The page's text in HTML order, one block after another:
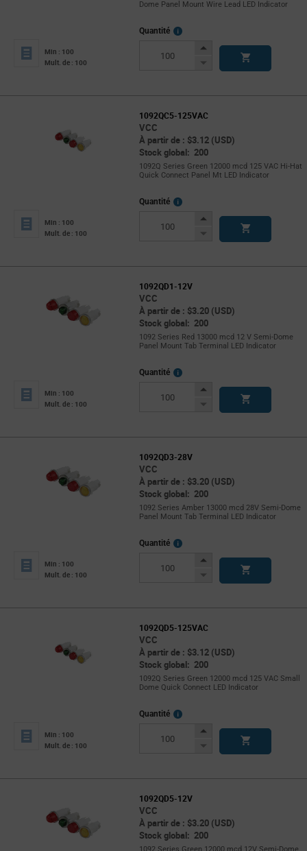
Dome Panel Mount Wire Lead LED Indicator
Min : 100
Mult. de : 100
Quantité
More
Increase
Decrease
1092QC5-125VAC
VCC
À partir de : $3.12 (USD)
Stock global: 200
1092Q Series Green 12000 mcd 125 VAC Hi-Hat
Quick Connect Panel Mt LED Indicator
Min : 100
Mult. de : 100
Quantité
More
Increase
Decrease
1092QD1-12V
VCC
À partir de : $3.20 (USD)
Stock global: 200
1092 Series Red 13000 mcd 12 V Semi-Dome
Panel Mount Tab Terminal LED Indicator
Min : 100
Mult. de : 100
Quantité
More
Increase
Decrease
1092QD3-28V
VCC
À partir de : $3.20 (USD)
Stock global: 200
1092 Series Amber 13000 mcd 28V Semi-Dome
Panel Mount Tab Terminal LED Indicator
Min : 100
Mult. de : 100
Quantité
More
Increase
Decrease
1092QD5-125VAC
VCC
À partir de : $3.12 (USD)
Stock global: 200
1092Q Series Green 12000 mcd 125 VAC Small
Dome Quick Connect LED Indicator
Min : 100
Mult. de : 100
Quantité
More
Increase
Decrease
1092QD5-12V
VCC
À partir de : $3.20 (USD)
Stock global: 200